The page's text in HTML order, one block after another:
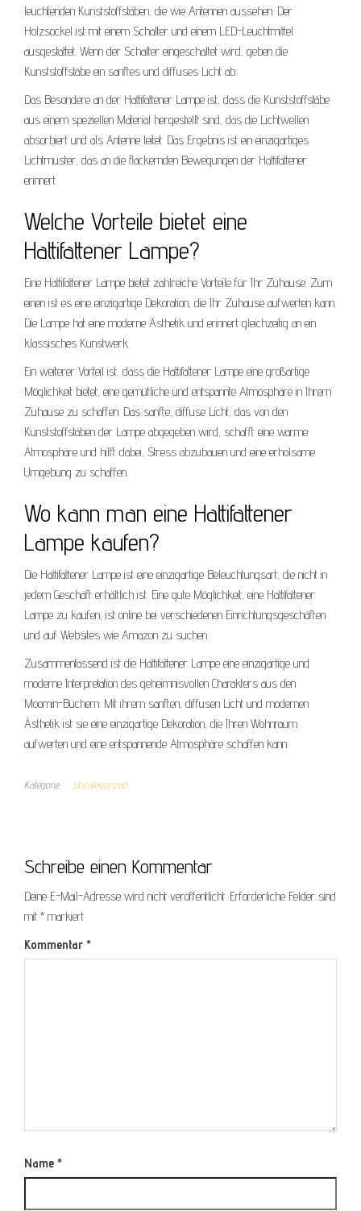
leuchtenden Kunststoffstäben, die wie Antennen aussehen. Der
Holzsockel ist mit einem Schalter und einem LED-Leuchtmittel
ausgestattet. Wenn der Schalter eingeschaltet wird, geben die
Kunststoffstäbe ein sanftes und diffuses Licht ab.
Das Besondere an der Hattifattener Lampe ist, dass die Kunststoffstäbe
aus einem speziellen Material hergestellt sind, das die Lichtwellen
absorbiert und als Antenne leitet. Das Ergebnis ist ein einzigartiges
Lichtmuster, das an die flackernden Bewegungen der Hattifattener
erinnert.
Welche Vorteile bietet eine
Hattifattener Lampe?
Eine Hattifattener Lampe bietet zahlreiche Vorteile für Ihr Zuhause. Zum
einen ist es eine einzigartige Dekoration, die Ihr Zuhause aufwerten kann.
Die Lampe hat eine moderne Ästhetik und erinnert gleichzeitig an ein
klassisches Kunstwerk.
Ein weiterer Vorteil ist, dass die Hattifattener Lampe eine großartige
Möglichkeit bietet, eine gemütliche und entspannte Atmosphäre in Ihrem
Zuhause zu schaffen. Das sanfte, diffuse Licht, das von den
Kunststoffstäben der Lampe abgegeben wird, schafft eine warme
Atmosphäre und hilft dabei, Stress abzubauen und eine erholsame
Umgebung zu schaffen.
Wo kann man eine Hattifattener
Lampe kaufen?
Die Hattifattener Lampe ist eine einzigartige Beleuchtungsart, die nicht in
jedem Geschäft erhältlich ist. Eine gute Möglichkeit, eine Hattifattener
Lampe zu kaufen, ist online bei verschiedenen Einrichtungsgeschäften
und auf Websites wie Amazon zu suchen.
Zusammenfassend ist die Hattifattener Lampe eine einzigartige und
moderne Interpretation des geheimnisvollen Charakters aus den
Moomin-Büchern. Mit ihrem sanften, diffusen Licht und modernen
Ästhetik ist sie eine einzigartige Dekoration, die Ihren Wohnraum
aufwerten und eine entspannende Atmosphäre schaffen kann.
Kategorie Uncategorized
Schreibe einen Kommentar
Deine E-Mail-Adresse wird nicht veröffentlicht. Erforderliche Felder sind
mit * markiert
Kommentar *
Name *